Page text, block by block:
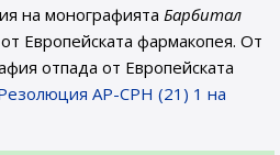
на монографията Барбитал
Европейската фармакопея. От
отпада от Европейската
AP-CPH (21) 1 на